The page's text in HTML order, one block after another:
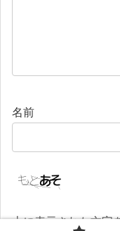
名前
上に表示された文字